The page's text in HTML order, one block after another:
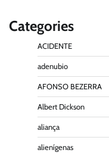
Categories
ACIDENTE
adenubio
AFONSO BEZERRA
Albert Dickson
aliança
alienígenas